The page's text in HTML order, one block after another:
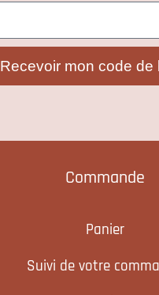
Recevoir mon code de
Commande
Panier
Suivi de votre